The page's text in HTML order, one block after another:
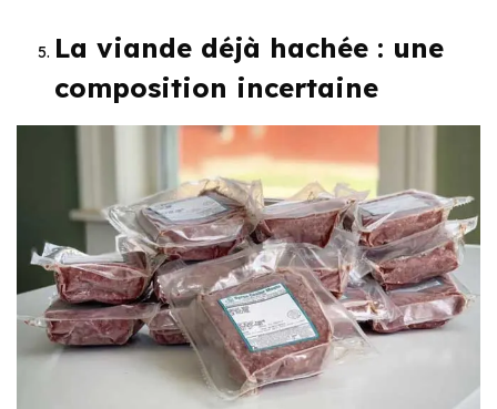
La viande déjà hachée : une
composition incertaine